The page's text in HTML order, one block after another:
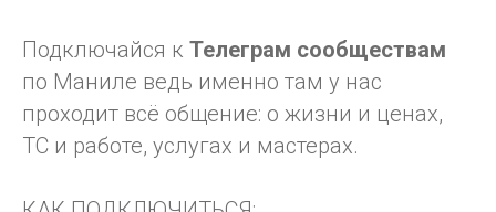
Подключайся к Телеграм сообществам
по Маниле ведь именно там у нас
проходит всё общение: о жизни и ценах,
ТС и работе, услугах и мастерах.